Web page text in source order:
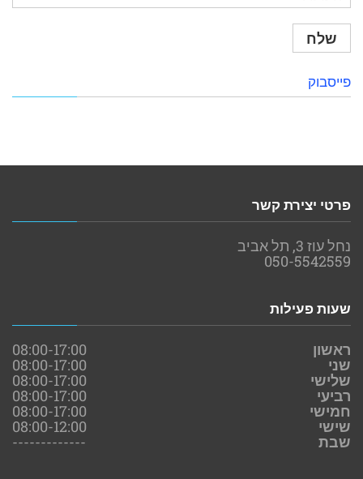
פייסבוק
פרטי יצירת קשר
נחל עוז 3, תל אביב
050-5542559
שעות פעילות
ראשון 08:00-17:00
שני 08:00-17:00
שלישי 08:00-17:00
רביעי 08:00-17:00
חמישי 08:00-17:00
שישי 08:00-12:00
שבת -------------